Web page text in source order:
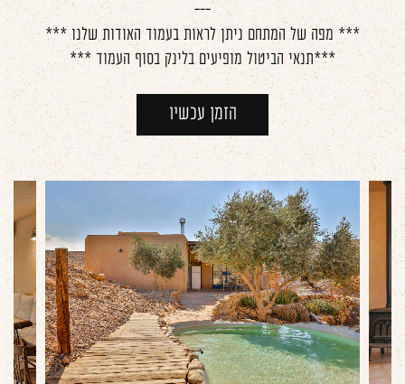
---
*** מפה של המתחם ניתן לראות בעמוד האודות שלנו ***
***תנאי הביטול מופיעים בלינק בסוף העמוד ***
הזמן עכשיו